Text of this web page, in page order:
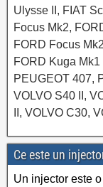
Ulysse II, FIAT
Focus Mk2,
FORD Focus
FORD Kuga
PEUGEOT 407,
VOLVO S40 II,
II, VOLVO C30,
Ce este un
Un injector este